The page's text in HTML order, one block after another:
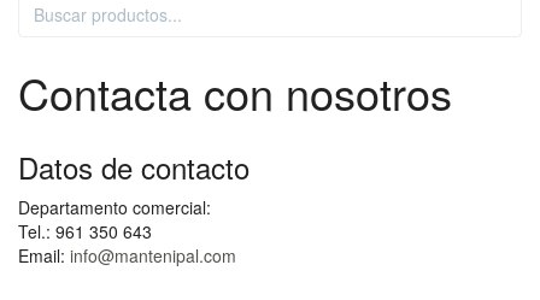
Contacta con nosotros
Datos de contacto
Departamento comercial:
Tel.: 961 350 643
Email: info@mantenipal.com